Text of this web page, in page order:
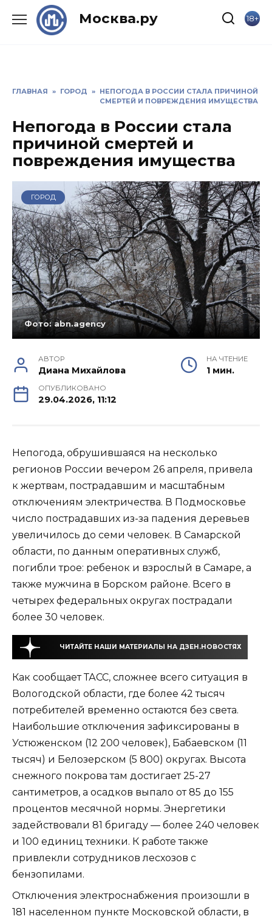
Москва.ру 18+
ГЛАВНАЯ » ГОРОД » НЕПОГОДА В РОССИИ СТАЛА ПРИЧИНОЙ
СМЕРТЕЙ И ПОВРЕЖДЕНИЯ ИМУЩЕСТВА
Непогода в России стала
причиной смертей и
повреждения имущества
ГОРОД
Фото: abn.agency
АВТОР
Диана Михайлова
НА ЧТЕНИЕ
1 мин.
ОПУБЛИКОВАНО
29.04.2026, 11:12
Непогода, обрушившаяся на несколько
регионов России вечером 26 апреля, привела
к жертвам, пострадавшим и масштабным
отключениям электричества. В Подмосковье
число пострадавших из-за падения деревьев
увеличилось до семи человек. В Самарской
области, по данным оперативных служб,
погибли трое: ребенок и взрослый в Самаре, а
также мужчина в Борском районе. Всего в
четырех федеральных округах пострадали
более 30 человек.
ЧИТАЙТЕ НАШИ МАТЕРИАЛЫ НА ДЗЕН.НОВОСТЯХ
Как сообщает ТАСС, сложнее всего ситуация в
Вологодской области, где более 42 тысяч
потребителей временно остаются без света.
Наибольшие отключения зафиксированы в
Устюженском (12 200 человек), Бабаевском (11
тысяч) и Белозерском (5 800) округах. Высота
снежного покрова там достигает 25-27
сантиметров, а осадков выпало от 85 до 155
процентов месячной нормы. Энергетики
задействовали 81 бригаду — более 240 человек
и 100 единиц техники. К работе также
привлекли сотрудников лесхозов с
бензопилами.
Отключения электроснабжения произошли в
181 населенном пункте Московской области, в